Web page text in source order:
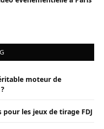
moteur de
les jeux de tirage FDJ